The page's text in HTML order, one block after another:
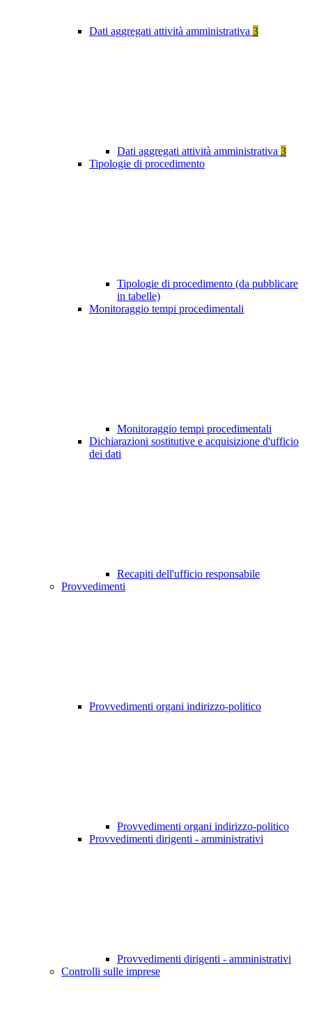
Dati aggregati attività amministrativa 3
Dati aggregati attività amministrativa 3
Tipologie di procedimento
Tipologie di procedimento (da pubblicare
in tabelle)
Monitoraggio tempi procedimentali
Monitoraggio tempi procedimentali
Dichiarazioni sostitutive e acquisizione d'ufficio
dei dati
Recapiti dell'ufficio responsabile
Provvedimenti
Provvedimenti organi indirizzo-politico
Provvedimenti organi indirizzo-politico
Provvedimenti dirigenti - amministrativi
Provvedimenti dirigenti - amministrativi
Controlli sulle imprese